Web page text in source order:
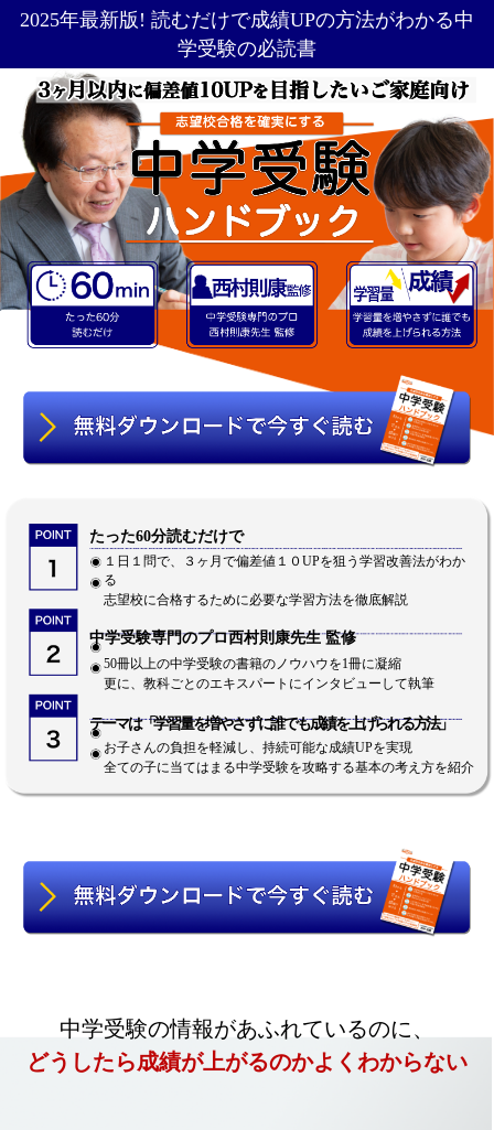
2025年最新版! 読むだけで成績UPの方法がわかる中
学受験の必読書
たった60分読むだけで
１日１問で、３ヶ月で偏差値１０UPを狙う学習改善法がわか
る
志望校に合格するために必要な学習方法を徹底解説
中学受験専門のプロ西村則康先生 監修
50冊以上の中学受験の書籍のノウハウを1冊に凝縮
更に、教科ごとのエキスパートにインタビューして執筆
テーマは「学習量を増やさずに誰でも成績を上げられる方法」
お子さんの負担を軽減し、持続可能な成績UPを実現
全ての子に当てはまる中学受験を攻略する基本の考え方を紹介
中学受験の情報があふれているのに、
どうしたら成績が上がるのかよくわからない